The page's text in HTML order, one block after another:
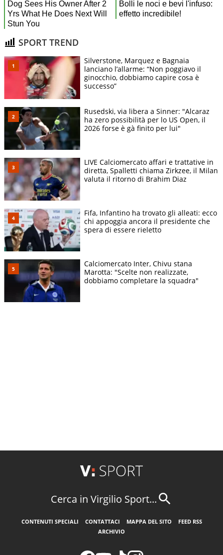
SPORT TREND
Silverstone, Marquez e Bagnaia
lanciano l’allarme: “Non poggiavo il
ginocchio, dobbiamo capire cosa è
successo”
Rusedski, via libera a Sinner: "Alcaraz
ha zero possibilità per lo US Open, il
2026 forse è gà finito per lui"
LIVE Calciomercato affari e trattative in
diretta, Spalletti chiama Zirkzee, il Milan
valuta il ritorno di Brahim Diaz
Fifa, Infantino ha trovato gli alleati: ecco
chi appoggia ancora il presidente che
spera di essere rieletto
Calciomercato Inter, Chivu stana
Marotta: "Scelte non realizzate,
dobbiamo completare la squadra"
Cerca in Virgilio Sport...
CONTENUTI SPECIALI CONTATTACI MAPPA DEL SITO
FEED RSS
ARCHIVIO